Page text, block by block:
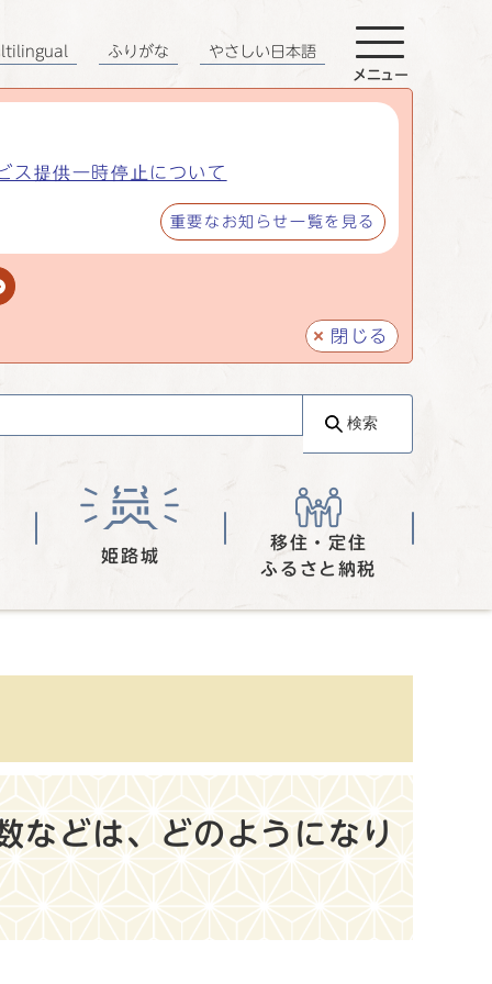
ス提供一時停止について
重要なお知らせ一覧を見る
閉じる
ふりがな やさしい日本語
メニュー
検索
姫路城
移住・定住
ふるさと納税
などは、どのようになり